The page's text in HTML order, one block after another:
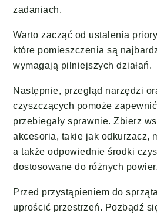
zadaniach.
Warto zacząć od ustalenia
które pomieszczenia są
wymagają pilniejszych działań.
Następnie, przegląd narzędzi
czyszczących pomoże
przebiegały sprawnie. Zbierz
akcesoria, takie jak odkurzacz,
a także odpowiednie środki
dostosowane do różnych
Przed przystąpieniem do
uprościć przestrzeń. Pozbądź